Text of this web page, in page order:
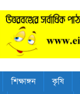
শিক্ষাঙ্গন কৃষি